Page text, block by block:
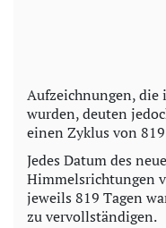
Aufzeichnungen, die
wurden, deuten
einen Zyklus von
Jedes Datum des
Himmelsrichtungen
jeweils 819 Tagen
zu vervollständigen.